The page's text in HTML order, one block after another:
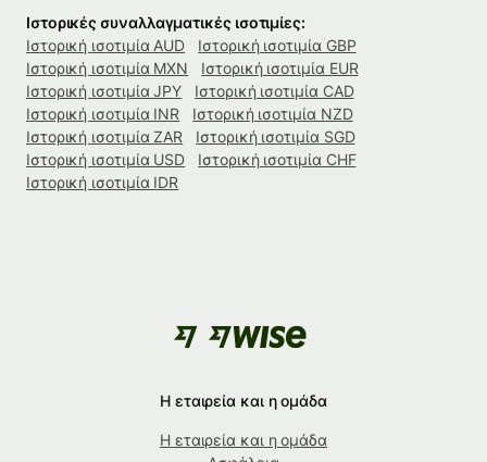
Ιστορικές συναλλαγματικές ισοτιμίες:
Ιστορική ισοτιμία AUD
Ιστορική ισοτιμία GBP
Ιστορική ισοτιμία MXN
Ιστορική ισοτιμία EUR
Ιστορική ισοτιμία JPY
Ιστορική ισοτιμία CAD
Ιστορική ισοτιμία INR
Ιστορική ισοτιμία NZD
Ιστορική ισοτιμία ZAR
Ιστορική ισοτιμία SGD
Ιστορική ισοτιμία USD
Ιστορική ισοτιμία CHF
Ιστορική ισοτιμία IDR
Η εταιρεία και η ομάδα
Η εταιρεία και η ομάδα